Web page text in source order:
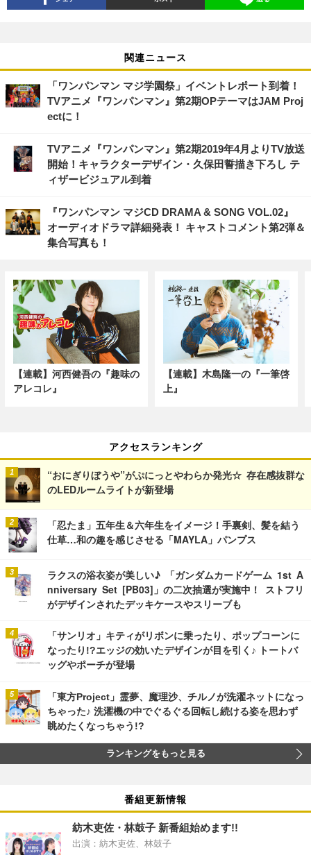
関連ニュース
「ワンパンマン マジ学園祭」イベントレポート到着！
TVアニメ『ワンパンマン』第2期OPテーマはJAM Proj
ectに！
TVアニメ『ワンパンマン』第2期2019年4月よりTV放送
開始！キャラクターデザイン・久保田誓描き下ろし テ
ィザービジュアル到着
『ワンパンマン マジCD DRAMA & SONG VOL.02』
オーディオドラマ詳細発表！ キャストコメント第2弾＆
集合写真も！
【連載】河西健吾の『趣味の
アレコレ』
【連載】木島隆一の『一筆啓
上』
アクセスランキング
“おにぎりぼうや”がぷにっとやわらか発光☆ 存在感抜群な
のLEDルームライトが新登場
「忍たま」五年生＆六年生をイメージ！手裏剣、髪を結う
仕草…和の趣を感じさせる「MAYLA」パンプス
ラクスの浴衣姿が美しい♪ 「ガンダムカードゲーム 1st A
nniversary Set [PB03]」の二次抽選が実施中！ ストフリ
がデザインされたデッキケースやスリーブも
「サンリオ」キティがリボンに乗ったり、ポップコーンに
なったり!?エッジの効いたデザインが目を引く♪ トートバ
ッグやポーチが登場
「東方Project」霊夢、魔理沙、チルノが洗濯ネットになっ
ちゃった♪ 洗濯機の中でぐるぐる回転し続ける姿を思わず
眺めたくなっちゃう!?
ランキングをもっと見る
番組更新情報
紡木吏佐・林鼓子 新番組始めます!!
出演：紡木吏佐、林鼓子